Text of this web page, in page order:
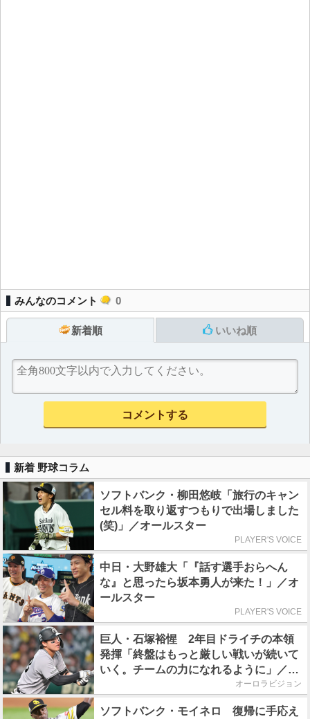
みんなのコメント 0
新着順 いいね順
新着 野球コラム
ソフトバンク・柳田悠岐「旅行のキャン
セル料を取り返すつもりで出場しました
(笑)」／オールスター
PLAYER'S VOICE
中日・大野雄大「『話す選手おらへん
な』と思ったら坂本勇人が来た！」／オ
ールスター
PLAYER'S VOICE
巨人・石塚裕惺 2年目ドライチの本領
発揮「終盤はもっと厳しい戦いが続いて
いく。チームの力になれるように」／後
オーロラビジョン
ソフトバンク・モイネロ 復帰に手応え